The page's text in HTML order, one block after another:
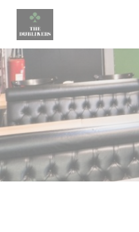
Cookie管理面板